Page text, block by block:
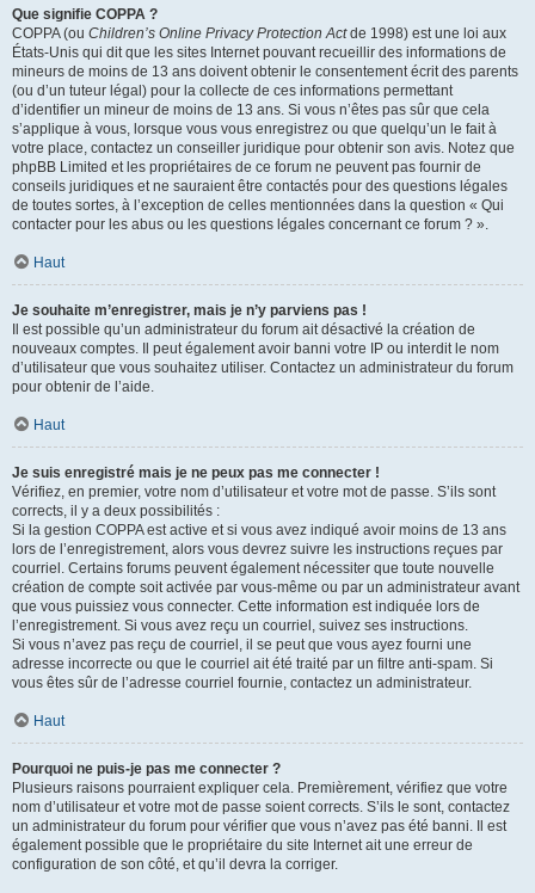
Que signifie COPPA ?
COPPA (ou Children’s Online Privacy Protection Actde 1998) est une loi aux
États-Unis qui dit que les sites Internet pouvant recueillir des informations de
mineurs de moins de 13 ans doivent obtenir le consentement écrit des parents
(ou d’un tuteur légal) pour la collecte de ces informations permettant
d’identifier un mineur de moins de 13 ans. Si vous n’êtes pas sûr que cela
s’applique à vous, lorsque vous vous enregistrez ou que quelqu’un le fait à
votre place, contactez un conseiller juridique pour obtenir son avis. Notez que
phpBB Limited et les propriétaires de ce forum ne peuvent pas fournir de
conseils juridiques et ne sauraient être contactés pour des questions légales
de toutes sortes, à l’exception de celles mentionnées dans la question « Qui
contacter pour les abus ou les questions légales concernant ce forum ? ».
Haut
Je souhaite m’enregistrer, mais je n’y parviens pas !
Il est possible qu’un administrateur du forum ait désactivé la création de
nouveaux comptes. Il peut également avoir banni votre IP ou interdit le nom
d’utilisateur que vous souhaitez utiliser. Contactez un administrateur du forum
pour obtenir de l’aide.
Haut
Je suis enregistré mais je ne peux pas me connecter !
Vérifiez, en premier, votre nom d’utilisateur et votre mot de passe. S’ils sont
corrects, il y a deux possibilités :
Si la gestion COPPA est active et si vous avez indiqué avoir moins de 13 ans
lors de l’enregistrement, alors vous devrez suivre les instructions reçues par
courriel. Certains forums peuvent également nécessiter que toute nouvelle
création de compte soit activée par vous-même ou par un administrateur avant
que vous puissiez vous connecter. Cette information est indiquée lors de
l’enregistrement. Si vous avez reçu un courriel, suivez ses instructions.
Si vous n’avez pas reçu de courriel, il se peut que vous ayez fourni une
adresse incorrecte ou que le courriel ait été traité par un filtre anti-spam. Si
vous êtes sûr de l’adresse courriel fournie, contactez un administrateur.
Haut
Pourquoi ne puis-je pas me connecter ?
Plusieurs raisons pourraient expliquer cela. Premièrement, vérifiez que votre
nom d’utilisateur et votre mot de passe soient corrects. S’ils le sont, contactez
un administrateur du forum pour vérifier que vous n’avez pas été banni. Il est
également possible que le propriétaire du site Internet ait une erreur de
configuration de son côté, et qu’il devra la corriger.